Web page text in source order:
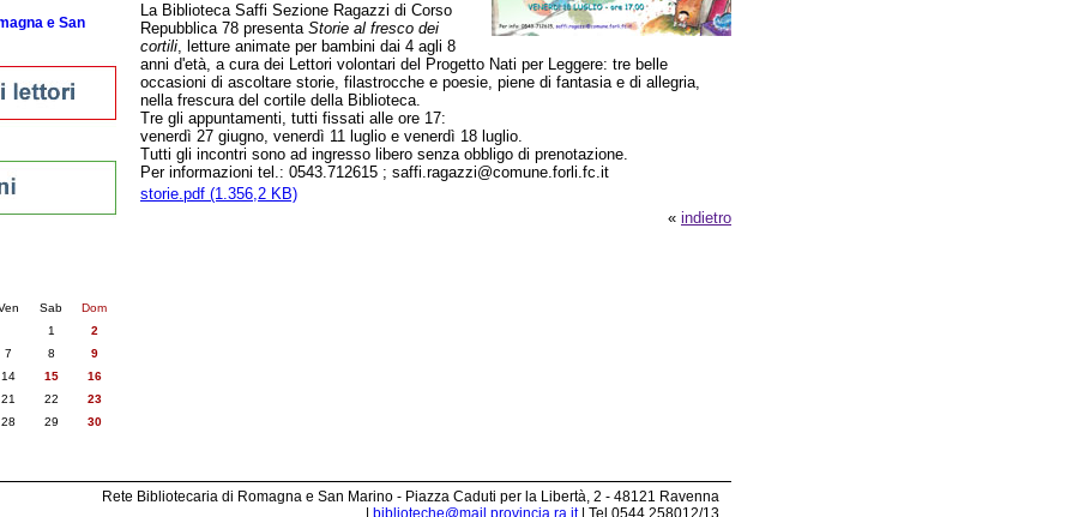
La Biblioteca Saffi Sezione Ragazzi di Corso
Repubblica 78 presenta Storie al fresco dei
cortili, letture animate per bambini dai 4 agli 8
anni d'età, a cura dei Lettori volontari del Progetto Nati per Leggere: tre belle
occasioni di ascoltare storie, filastrocche e poesie, piene di fantasia e di allegria,
nella frescura del cortile della Biblioteca.
Tre gli appuntamenti, tutti fissati alle ore 17:
venerdì 27 giugno, venerdì 11 luglio e venerdì 18 luglio.
Tutti gli incontri sono ad ingresso libero senza obbligo di prenotazione.
Per informazioni tel.: 0543.712615 ; saffi.ragazzi@comune.forli.fc.it
storie.pdf (1.356,2 KB)
« indietro
e San
Sab
Dom
1
2
7 8
9
14 15
16
21 22
23
28 29
30
Rete Bibliotecaria di Romagna e San Marino - Piazza Caduti per la Libertà, 2 - 48121 Ravenna
biblioteche@mail.provincia.ra.it| Tel 0544.258012/13